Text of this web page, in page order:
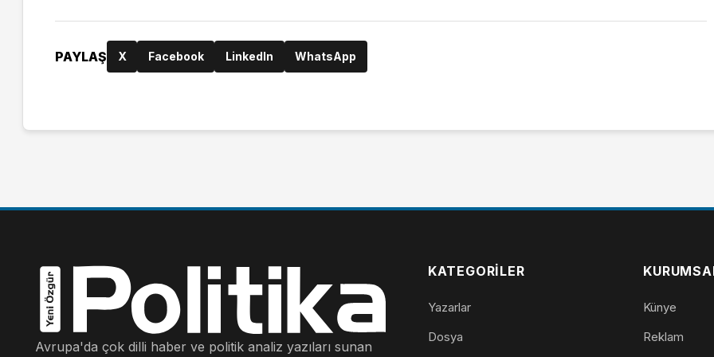
PAYLAŞ X Facebook LinkedIn WhatsApp
Avrupa'da çok dilli haber ve politik analiz yazıları sunan
KATEGORILER
Yazarlar
Dosya
Künye
Reklam